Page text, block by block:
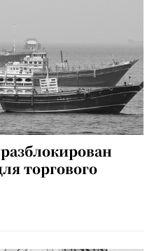
торгового